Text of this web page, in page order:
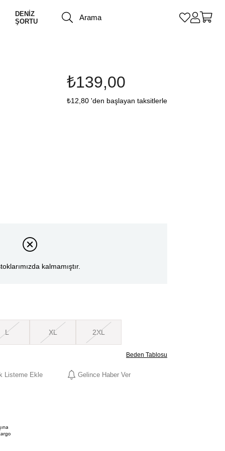
DENİZ
ŞORTU
₺139,00
₺12,80 'den başlayan taksitlerle
kalmamıştır.
L XL 2XL
Beden Tablosu
Listeme Ekle Gelince Haber Ver